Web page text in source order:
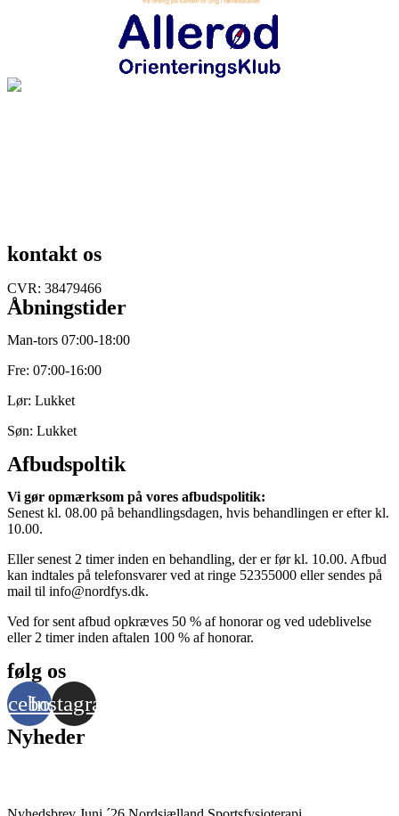
kontakt os
CVR: 38479466
Åbningstider
Man-tors 07:00-18:00
Fre: 07:00-16:00
Lør: Lukket
Søn: Lukket
Afbudspoltik
Vi gør opmærksom på vores afbudspolitik:
Senest kl. 08.00 på behandlingsdagen, hvis behandlingen er efter kl.
10.00.
Eller senest 2 timer inden en behandling, der er før kl. 10.00. Afbud
kan indtales på telefonsvarer ved at ringe 52355000 eller sendes på
mail til info@nordfys.dk.
Ved for sent afbud opkræves 50 % af honorar og ved udeblivelse
eller 2 timer inden aftalen 100 % af honorar.
følg os
Instagram
Nyheder